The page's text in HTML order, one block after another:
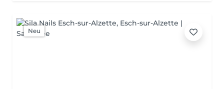
Neu